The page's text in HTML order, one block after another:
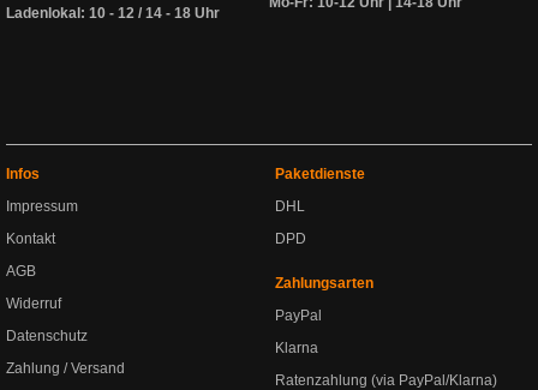
Ladenlokal: 10 - 12 / 14 - 18 Uhr
Infos
Impressum
Kontakt
AGB
Widerruf
Datenschutz
Zahlung / Versand
Paketdienste
DHL
DPD
Zahlungsarten
PayPal
Klarna
Ratenzahlung (via PayPal/Klarna)